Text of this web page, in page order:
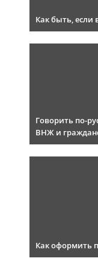
Как быть, если
Говорить по-
ВНЖ и
Как оформить